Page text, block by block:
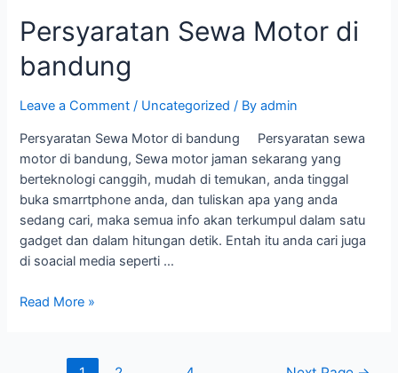
Persyaratan Sewa Motor di
bandung
Leave a Comment / Uncategorized / Byadmin
Persyaratan Sewa Motor di bandung Persyaratan sewa
motor di bandung, Sewa motor jaman sekarang yang
berteknologi canggih, mudah di temukan, anda tinggal
buka smarrtphone anda, dan tuliskan apa yang anda
sedang cari, maka semua info akan terkumpul dalam satu
gadget dan dalam hitungan detik. Entah itu anda cari juga
di soacial media seperti …
Read More »